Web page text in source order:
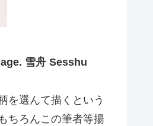
雪舟 Sesshu
を選んて描くという
ちろんこの筆者等揚